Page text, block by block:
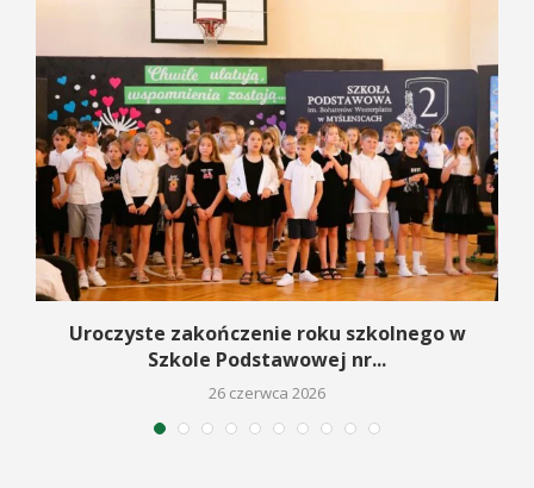
Uroczyste zakończenie roku szkolnego w
Szkole Podstawowej nr...
26 czerwca 2026